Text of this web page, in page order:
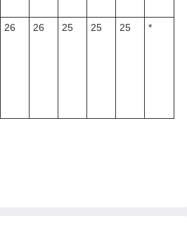
26 26 25 25 25 *